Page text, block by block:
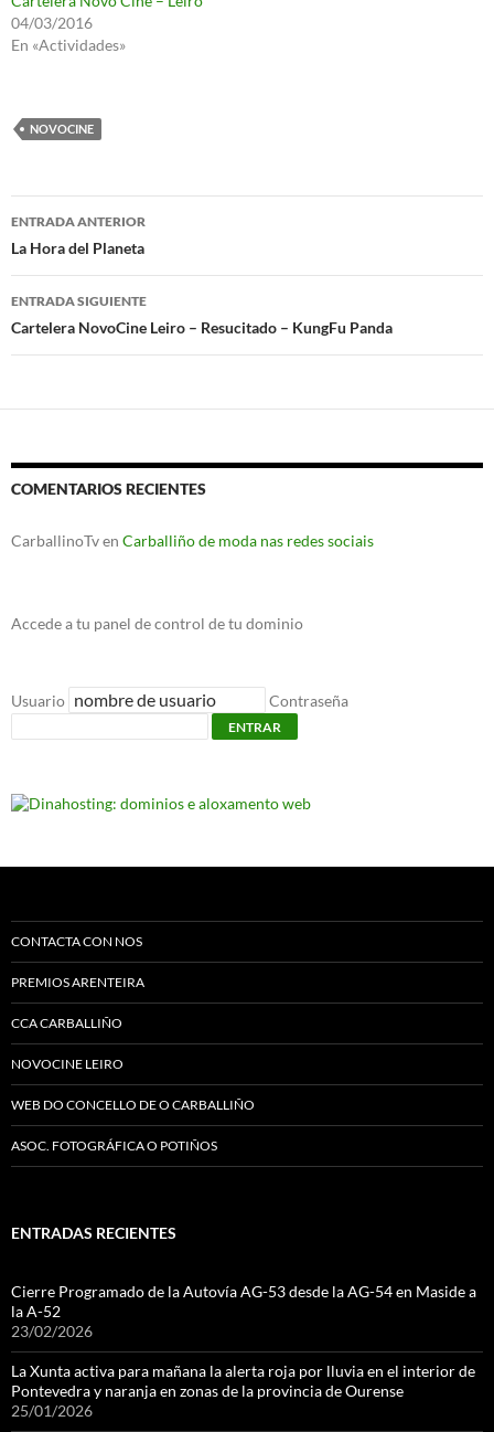
04/03/2016
En «Actividades»
NOVOCINE
Navegación
de
entradas
ENTRADA ANTERIOR
La Hora del Planeta
ENTRADA SIGUIENTE
Cartelera NovoCine Leiro – Resucitado – KungFu Panda
COMENTARIOS RECIENTES
CarballinoTven Carballiño de moda nas redes sociais
Accede a tu panel de control de tu dominio
Usuario Contraseña
ENTRAR
CONTACTA CON NOS
PREMIOS ARENTEIRA
CCA CARBALLIÑO
NOVOCINE LEIRO
WEB DO CONCELLO DE O CARBALLIÑO
ASOC. FOTOGRÁFICA O POTIÑOS
ENTRADAS RECIENTES
Cierre Programado de la Autovía AG-53 desde la AG-54 en Maside a
la A-52
23/02/2026
La Xunta activa para mañana la alerta roja por lluvia en el interior de
Pontevedra y naranja en zonas de la provincia de Ourense
25/01/2026